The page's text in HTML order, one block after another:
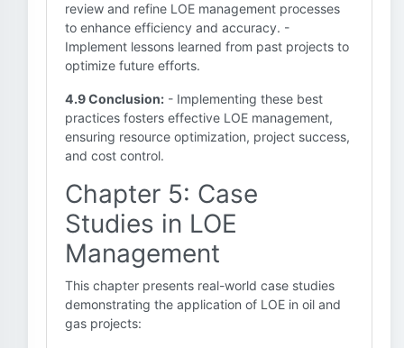
review and refine LOE management processes
to enhance efficiency and accuracy. -
Implement lessons learned from past projects to
optimize future efforts.
4.9 Conclusion: - Implementing these best
practices fosters effective LOE management,
ensuring resource optimization, project success,
and cost control.
Chapter 5: Case
Studies in LOE
Management
This chapter presents real-world case studies
demonstrating the application of LOE in oil and
gas projects: